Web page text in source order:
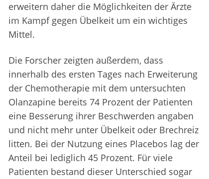
erweitern daher die Möglichkeiten der Ärzte
im Kampf gegen Übelkeit um ein wichtiges
Mittel.
Die Forscher zeigten außerdem, dass
innerhalb des ersten Tages nach Erweiterung
der Chemotherapie mit dem untersuchten
Olanzapine bereits 74 Prozent der Patienten
eine Besserung ihrer Beschwerden angaben
und nicht mehr unter Übelkeit oder Brechreiz
litten. Bei der Nutzung eines Placebos lag der
Anteil bei lediglich 45 Prozent. Für viele
Patienten bestand dieser Unterschied sogar